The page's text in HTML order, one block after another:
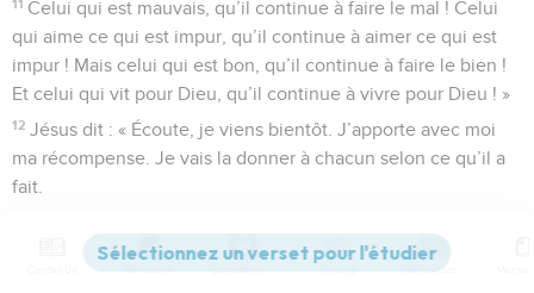
11 Celui qui est mauvais, qu’il continue à faire le mal ! Celui
qui aime ce qui est impur, qu’il continue à aimer ce qui est
impur ! Mais celui qui est bon, qu’il continue à faire le bien !
Et celui qui vit pour Dieu, qu’il continue à vivre pour Dieu ! »
12 Jésus dit : « Écoute, je viens bientôt. J’apporte avec moi
ma récompense. Je vais la donner à chacun selon ce qu’il a
fait.
commencement et la fin. »
Versions Commentaires Strong